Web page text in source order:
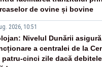
de ovine și bovine
2026, 10:51
Nivelul Dunării
a centralei de la
patru-cinci zile dacă